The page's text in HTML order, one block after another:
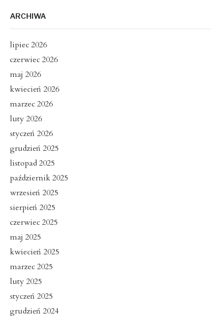
ARCHIWA
lipiec 2026
czerwiec 2026
maj 2026
kwiecień 2026
marzec 2026
luty 2026
styczeń 2026
grudzień 2025
listopad 2025
październik 2025
wrzesień 2025
sierpień 2025
czerwiec 2025
maj 2025
kwiecień 2025
marzec 2025
luty 2025
styczeń 2025
grudzień 2024